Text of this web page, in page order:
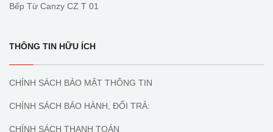
Bếp Từ Canzy CZ T 01
THÔNG TIN HỮU ÍCH
CHÍNH SÁCH BẢO MẬT THÔNG TIN
CHÍNH SÁCH BẢO HÀNH, ĐỔI TRẢ:
CHÍNH SÁCH THANH TOÁN